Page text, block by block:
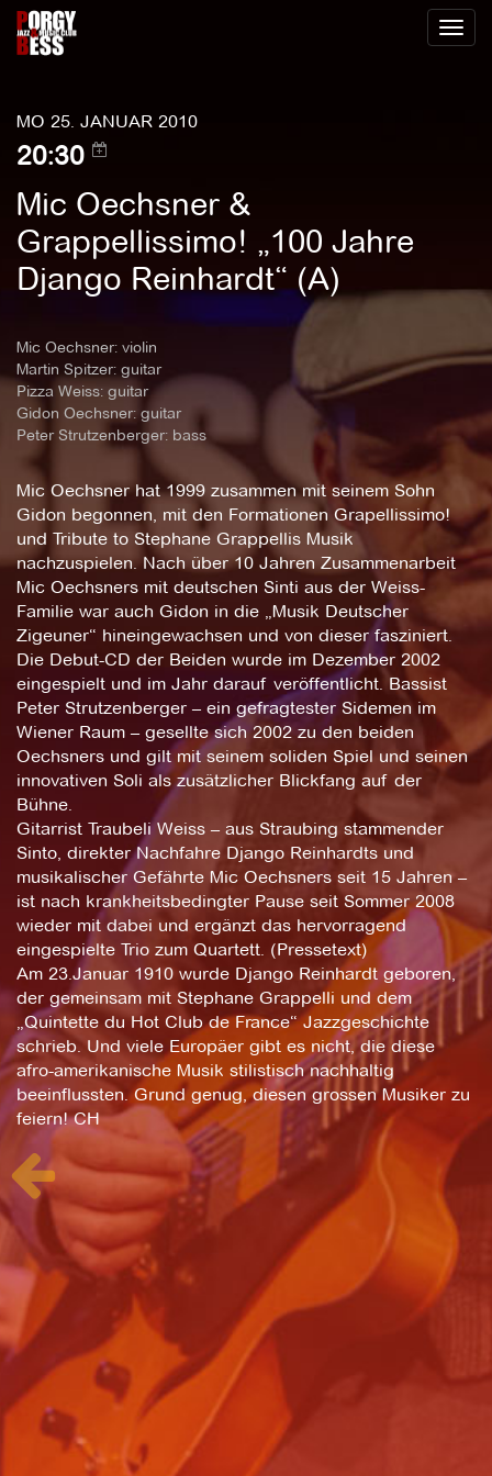
Toggle
MO 25. JANUAR 2010
20:30
Mic Oechsner &
Grappellissimo! „100 Jahre
Django Reinhardt“ (A)
Mic Oechsner: violin
Martin Spitzer: guitar
Pizza Weiss: guitar
Gidon Oechsner: guitar
Peter Strutzenberger: bass
Mic Oechsner hat 1999 zusammen mit seinem Sohn
Gidon begonnen, mit den Formationen Grapellissimo!
und Tribute to Stephane Grappellis Musik
nachzuspielen. Nach über 10 Jahren Zusammenarbeit
Mic Oechsners mit deutschen Sinti aus der Weiss-
Familie war auch Gidon in die „Musik Deutscher
Zigeuner“ hineingewachsen und von dieser fasziniert.
Die Debut-CD der Beiden wurde im Dezember 2002
eingespielt und im Jahr darauf veröffentlicht. Bassist
Peter Strutzenberger – ein gefragtester Sidemen im
Wiener Raum – gesellte sich 2002 zu den beiden
Oechsners und gilt mit seinem soliden Spiel und seinen
innovativen Soli als zusätzlicher Blickfang auf der
Bühne.
Gitarrist Traubeli Weiss – aus Straubing stammender
Sinto, direkter Nachfahre Django Reinhardts und
musikalischer Gefährte Mic Oechsners seit 15 Jahren –
ist nach krankheitsbedingter Pause seit Sommer 2008
wieder mit dabei und ergänzt das hervorragend
eingespielte Trio zum Quartett. (Pressetext)
Am 23.Januar 1910 wurde Django Reinhardt geboren,
der gemeinsam mit Stephane Grappelli und dem
„Quintette du Hot Club de France“ Jazzgeschichte
schrieb. Und viele Europäer gibt es nicht, die diese
afro-amerikanische Musik stilistisch nachhaltig
beeinflussten. Grund genug, diesen grossen Musiker zu
feiern! CH